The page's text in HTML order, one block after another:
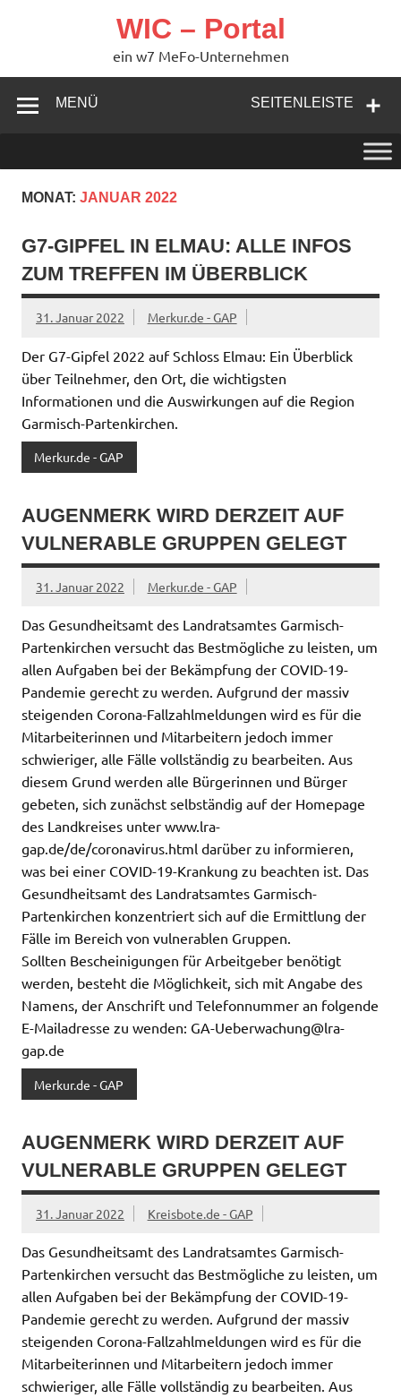
WIC – Portal
ein w7 MeFo-Unternehmen
SEITENLEISTE
MENÜ
MONAT: JANUAR 2022
G7-GIPFEL IN ELMAU: ALLE INFOS
ZUM TREFFEN IM ÜBERBLICK
31. Januar 2022 Merkur.de - GAP
Der G7-Gipfel 2022 auf Schloss Elmau: Ein Überblick
über Teilnehmer, den Ort, die wichtigsten
Informationen und die Auswirkungen auf die Region
Garmisch-Partenkirchen.
Merkur.de - GAP
AUGENMERK WIRD DERZEIT AUF
VULNERABLE GRUPPEN GELEGT
31. Januar 2022 Merkur.de - GAP
Das Gesundheitsamt des Landratsamtes Garmisch-
Partenkirchen versucht das Bestmögliche zu leisten, um
allen Aufgaben bei der Bekämpfung der COVID-19-
Pandemie gerecht zu werden. Aufgrund der massiv
steigenden Corona-Fallzahlmeldungen wird es für die
Mitarbeiterinnen und Mitarbeitern jedoch immer
schwieriger, alle Fälle vollständig zu bearbeiten. Aus
diesem Grund werden alle Bürgerinnen und Bürger
gebeten, sich zunächst selbständig auf der Homepage
des Landkreises unter www.lra-
gap.de/de/coronavirus.html darüber zu informieren,
was bei einer COVID-19-Krankung zu beachten ist. Das
Gesundheitsamt des Landratsamtes Garmisch-
Partenkirchen konzentriert sich auf die Ermittlung der
Fälle im Bereich von vulnerablen Gruppen.
Sollten Bescheinigungen für Arbeitgeber benötigt
werden, besteht die Möglichkeit, sich mit Angabe des
Namens, der Anschrift und Telefonnummer an folgende
E-Mailadresse zu wenden: GA-Ueberwachung@lra-
gap.de
Merkur.de - GAP
AUGENMERK WIRD DERZEIT AUF
VULNERABLE GRUPPEN GELEGT
31. Januar 2022 Kreisbote.de - GAP
Das Gesundheitsamt des Landratsamtes Garmisch-
Partenkirchen versucht das Bestmögliche zu leisten, um
allen Aufgaben bei der Bekämpfung der COVID-19-
Pandemie gerecht zu werden. Aufgrund der massiv
steigenden Corona-Fallzahlmeldungen wird es für die
Mitarbeiterinnen und Mitarbeitern jedoch immer
schwieriger, alle Fälle vollständig zu bearbeiten. Aus